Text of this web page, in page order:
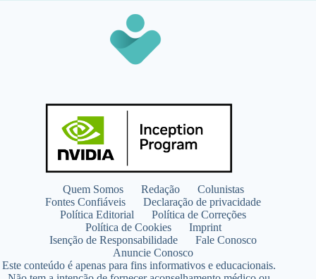
Quem Somos Redação
Colunistas
Fontes Confiáveis
Declaração de privacidade
Política Editorial
Política de Correções
Política de Cookies
Imprint
Isenção de Responsabilidade
Fale Conosco
Anuncie Conosco
Este conteúdo é apenas para fins informativos e educacionais.